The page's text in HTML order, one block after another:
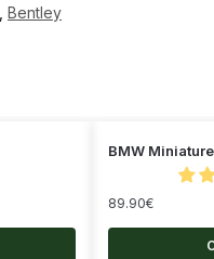
Bentley
BMW
89.90€